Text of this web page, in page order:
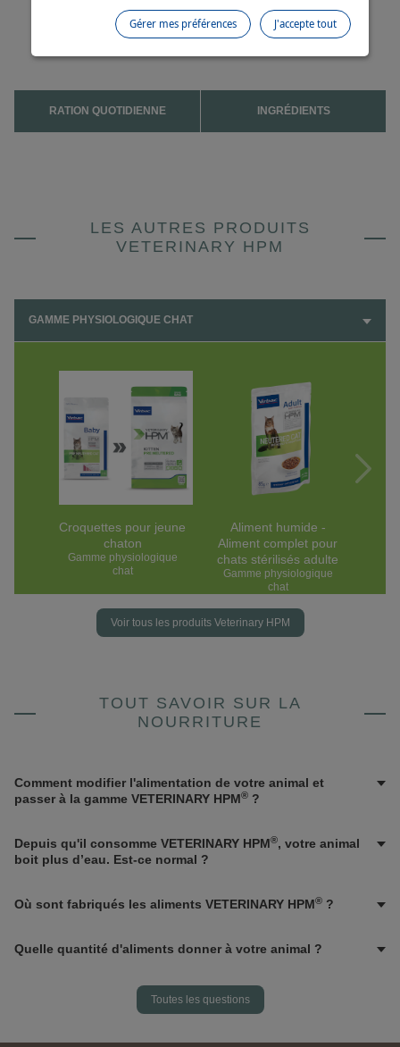
RATION QUOTIDIENNE INGRÉDIENTS
LES AUTRES PRODUITS
VETERINARY HPM
GAMME PHYSIOLOGIQUE CHAT
Croquettes pour jeune
chaton
Gamme physiologique
chat
Aliment humide -
Aliment complet pour
chats stérilisés adulte
Gamme physiologique
chat
Voir tous les produits Veterinary HPM
TOUT SAVOIR SUR LA
NOURRITURE
Comment modifier l'alimentation de votre animal et
passer à la gamme VETERINARY HPM® ?
Depuis qu'il consomme VETERINARY HPM®, votre animal
boit plus d’eau. Est-ce normal ?
Où sont fabriqués les aliments VETERINARY HPM® ?
Quelle quantité d'aliments donner à votre animal ?
Toutes les questions
J'accepte tout
Gérer mes préférences